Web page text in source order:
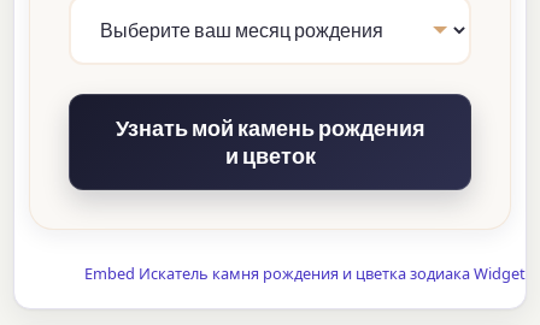
Узнать мой камень рождения
и цветок
Embed Искатель камня рождения и цветка зодиака Widget